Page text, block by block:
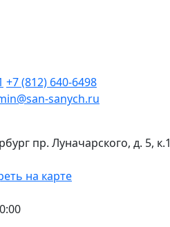
+7 (812) 640-6498
sanych.ru
пр. Луначарского, д. 5, к.1
на карте